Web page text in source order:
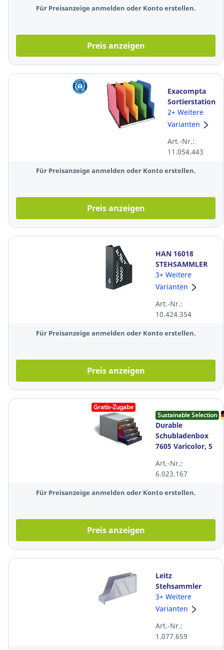
(B x H x T), klar
Für Preisanzeige anmelden oder Konto erstellen.
Preis anzeigen
Exacompta
Sortierstation
390914D,
Modulotop, 4
A4+, bunt
2+ Weitere
Varianten
Art.-Nr.:
11.054.443
Für Preisanzeige anmelden oder Konto erstellen.
Preis anzeigen
HAN 16018
STEHSAMMLER
KARMA A4/C4
SW
3+ Weitere
Varianten
Art.-Nr.:
10.424.354
Für Preisanzeige anmelden oder Konto erstellen.
Preis anzeigen
Gratis-Zugabe
Sustainable Selection
Durable
Schubladenbox
7605 Varicolor, 5
und C4, grau
Art.-Nr.:
6.023.167
Für Preisanzeige anmelden oder Konto erstellen.
Preis anzeigen
Leitz
Stehsammler
24270085, aus
Kunststoff, grau
3+ Weitere
Varianten
Art.-Nr.:
1.077.659